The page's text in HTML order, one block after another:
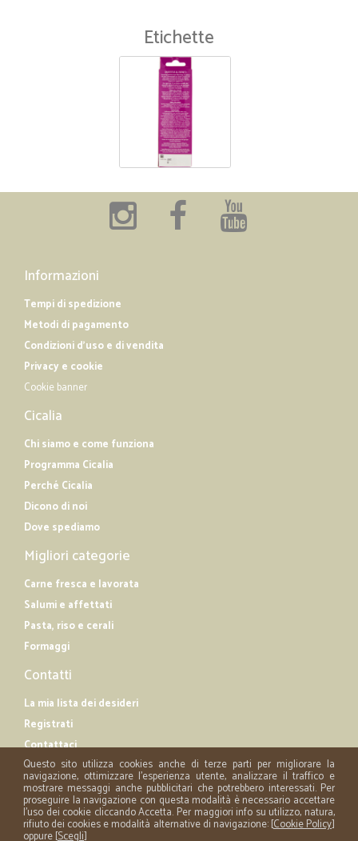
Etichette
Informazioni
Tempi di spedizione
Metodi di pagamento
Condizioni d'uso e di vendita
Privacy e cookie
Cookie banner
Cicalia
Chi siamo e come funziona
Programma Cicalia
Perché Cicalia
Dicono di noi
Dove spediamo
Migliori categorie
Carne fresca e lavorata
Salumi e affettati
Pasta, riso e cerali
Formaggi
Contatti
La mia lista dei desideri
Registrati
Contattaci
Questo sito utilizza cookies anche di terze parti per migliorare la
navigazione, ottimizzare l'esperienza utente, analizzare il traffico e
mostrare messaggi anche pubblicitari che potrebbero interessati. Per
proseguire la navigazione con questa modalità è necessario accettare
l'uso dei cookie cliccando Accetta. Per maggiori info su utilizzo, natura,
rifiuto dei cookies e modalità alternative di navigazione: [Cookie Policy]
oppure [Scegli]